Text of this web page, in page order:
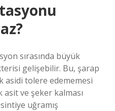
sırasında büyük
gelişebilir. Bu, şarap
asidi tolere edememesi
ve şeker kalması
uğramış